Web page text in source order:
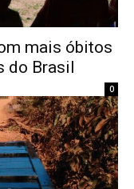
mais óbitos
do Brasil
0